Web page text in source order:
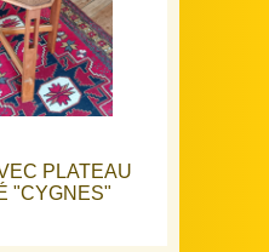
PLATEAU
"CYGNES"